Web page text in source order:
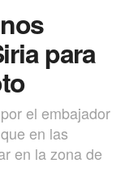
para
el embajador
en las
en la zona de